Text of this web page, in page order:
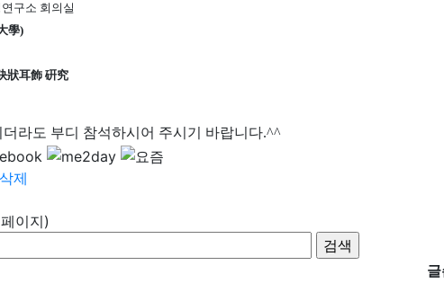
구소 회의실
學)
狀耳飾 硏究
라도 부디 참석하시어 주시기 바랍니다.^^
삭제
이지)